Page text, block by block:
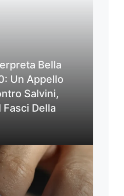
Bella
Un Appello
Salvini,
Fasci Della